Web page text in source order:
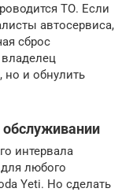
ТО. Если
автосервиса,
сброс
но и обнулить
интервала
любого
Yeti. Но сделать